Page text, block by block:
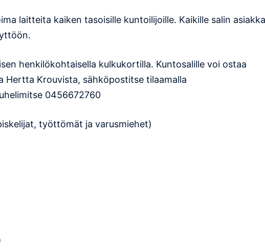
laitteita kaiken tasoisille kuntoilijoille. Kaikille salin
henkilökohtaisella kulkukortilla. Kuntosalille voi ostaa
Krouvista, sähköpostitse tilaamalla
0456672760
työttömät ja varusmiehet)